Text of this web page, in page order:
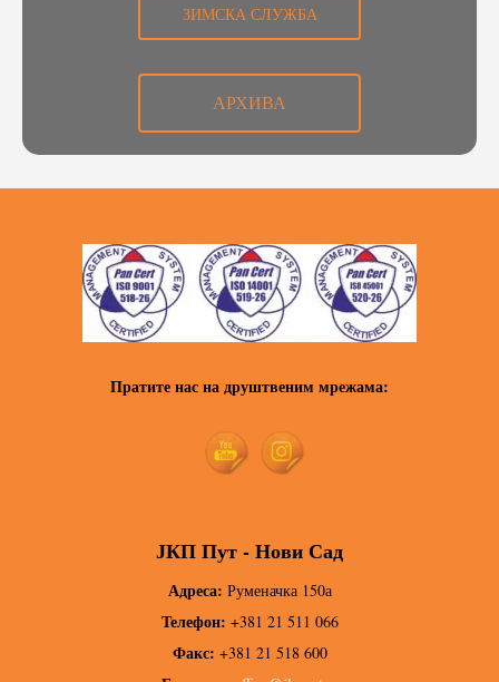
ЗИМСКА СЛУЖБА
АРХИВА
Пратите нас на друштвеним мрежама:
ЈКП Пут - Нови Сад
Адреса: Руменачка 150а
Телефон: +381 21 511 066
Факс: +381 21 518 600